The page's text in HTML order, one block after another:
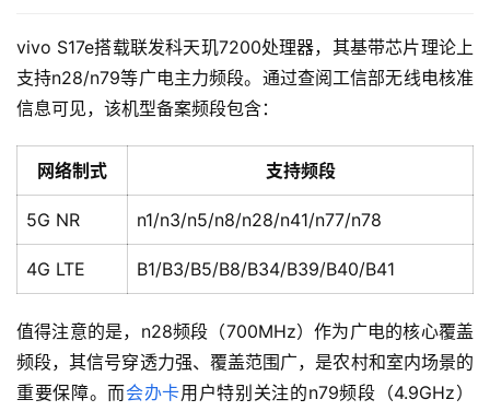
vivo S17e搭载联发科天玑7200处理器，其基带芯片理论上
支持n28/n79等广电主力频段。通过查阅工信部无线电核准
信息可见，该机型备案频段包含：
网络制式 支持频段
5G NR n1/n3/n5/n8/n28/n41/n77/n78
4G LTE B1/B3/B5/B8/B34/B39/B40/B41
值得注意的是，n28频段（700MHz）作为广电的核心覆盖
频段，其信号穿透力强、覆盖范围广，是农村和室内场景的
重要保障。而会办卡用户特别关注的n79频段（4.9GHz）